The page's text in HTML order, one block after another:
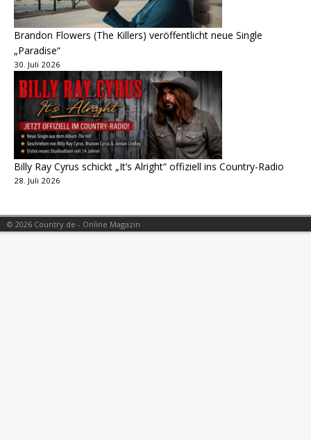
Brandon Flowers (The Killers) veröffentlicht neue Single
„Paradise“
30. Juli 2026
Billy Ray Cyrus schickt „It’s Alright“ offiziell ins Country-Radio
28. Juli 2026
© 2026 Country.de - Online Magazin